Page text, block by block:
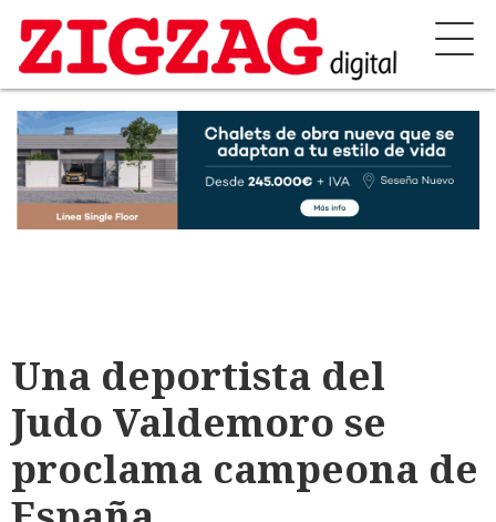
Una deportista del
Judo Valdemoro se
proclama campeona de